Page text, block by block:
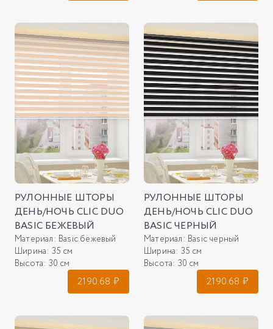
РУЛОННЫЕ ШТОРЫ
ДЕНЬ/НОЧЬ CLIC DUO
BASIC БЕЖЕВЫЙ
Материал: Basic бежевый
Ширина: 35 см
Высота: 30 см
2190.68 ₽
РУЛОННЫЕ ШТОРЫ
ДЕНЬ/НОЧЬ CLIC DUO
BASIC ЧЕРНЫЙ
Материал: Basic черный
Ширина: 35 см
Высота: 30 см
2190.68 ₽